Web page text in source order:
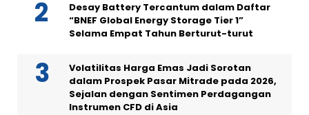
Desay Battery Tercantum dalam Daftar
“BNEF Global Energy Storage Tier 1”
Selama Empat Tahun Berturut-turut
Volatilitas Harga Emas Jadi Sorotan
dalam Prospek Pasar Mitrade pada 2026,
Sejalan dengan Sentimen Perdagangan
Instrumen CFD di Asia